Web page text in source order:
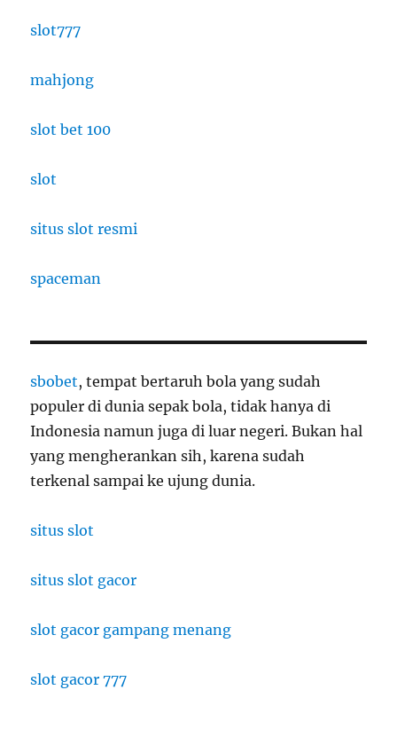
slot777
mahjong
slot bet 100
slot
situs slot resmi
spaceman
sbobet, tempat bertaruh bola yang sudah
populer di dunia sepak bola, tidak hanya di
Indonesia namun juga di luar negeri. Bukan hal
yang mengherankan sih, karena sudah
terkenal sampai ke ujung dunia.
situs slot
situs slot gacor
slot gacor gampang menang
slot gacor 777